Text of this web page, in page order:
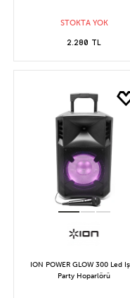
STOKTA YOK
2.280 TL
ION POWER GLOW 300 Led
Party Hoparlörü